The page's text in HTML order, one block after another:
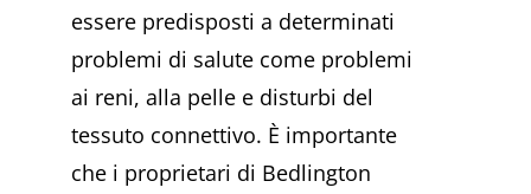
essere predisposti a determinati
problemi di salute come problemi
ai reni, alla pelle e disturbi del
tessuto connettivo. È importante
che i proprietari di Bedlington